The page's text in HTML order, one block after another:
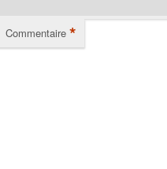
Commentaire *